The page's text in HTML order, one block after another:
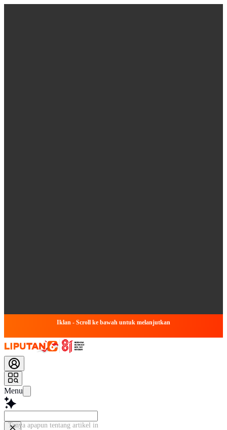
Iklan - Scroll ke bawah untuk melanjutkan
Menu
Tanya apapun tentang artikel ini...